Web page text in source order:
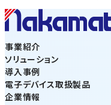
事業紹介
ソリューション
導入事例
電子デバイス取扱製品
企業情報